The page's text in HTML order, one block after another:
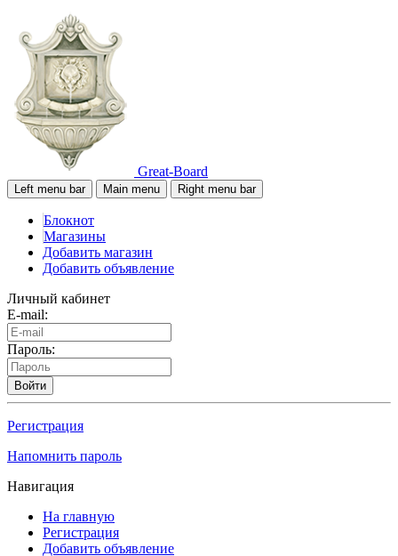
Great-Board
Left menu bar Main menu Right menu bar
Блокнот
Магазины
Добавить магазин
Добавить объявление
Личный кабинет
E-mail:
Пароль:
Войти
Регистрация
Напомнить пароль
Навигация
На главную
Регистрация
Добавить объявление